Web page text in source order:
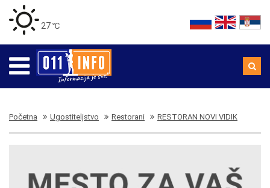
27 ℃
Početna Ugostiteljstvo Restorani RESTORAN NOVI VIDIK